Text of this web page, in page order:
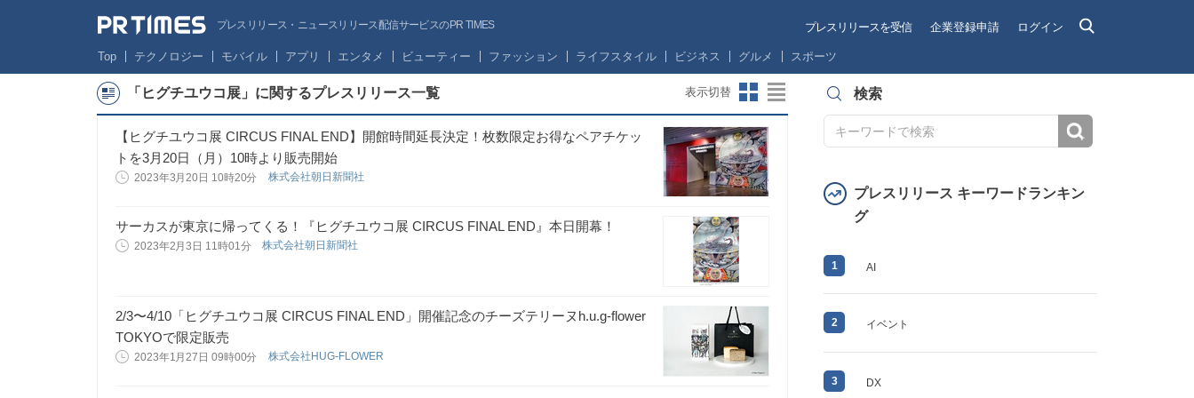
プレスリリース・ニュースリリース配信サービスのPR TIMES プレスリリースを受信 企業登録申請 ログイン
Top テクノロジー モバイル アプリ エンタメ ビューティー ファッション ライフスタイル ビジネス グルメ スポーツ
「ヒグチユウコ展」に関するプレスリリース一覧 表示切替
【ヒグチユウコ展 CIRCUS FINAL END】開館時間延長決定！枚数限定お得なペアチケッ
トを3月20日（月）10時より販売開始
2023年3月20日 10時20分 株式会社朝日新聞社
サーカスが東京に帰ってくる！『ヒグチユウコ展 CIRCUS FINAL END』本日開幕！
2023年2月3日 11時01分 株式会社朝日新聞社
2/3〜4/10「ヒグチユウコ展 CIRCUS FINAL END」開催記念のチーズテリーヌh.u.g-flower
TOKYOで限定販売
2023年1月27日 09時00分 株式会社HUG-FLOWER
検索
プレスリリース キーワードランキン
グ
1 AI
2 イベント
3 DX